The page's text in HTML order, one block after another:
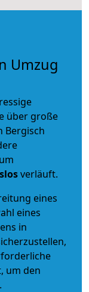
Umzug
über große
Bergisch
verläuft.
eines
eines
in
um den